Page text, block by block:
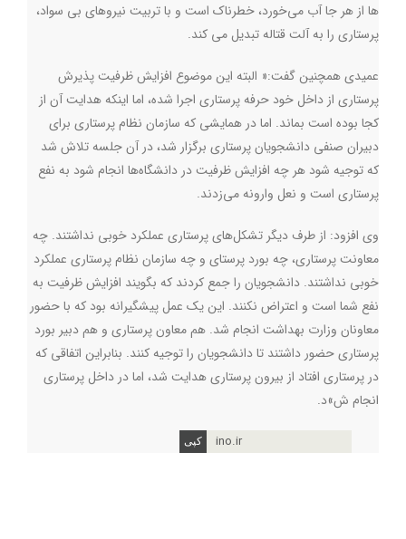
ها از هر جا آب می‌خورد، خطرناک است و با تربیت نیروهای بی سواد،
پرستاری را به آلت قتاله تبدیل می کند.
عمیدی همچنین گفت:« البته این موضوع افزایش ظرفیت پذیرش
پرستاری از داخل خود حرفه پرستاری اجرا شده، اما اینکه هدایت آن از
کجا بوده است بماند. اما در همایشی که سازمان نظام پرستاری برای
دبیران صنفی دانشجویان پرستاری برگزار شد، در آن جلسه تلاش شد
که توجیه شود هر چه افزایش ظرفیت در دانشگاه‌ها انجام شود به نفع
پرستاری است و نعل وارونه می‌زدند.
وی افزود: از طرف دیگر تشکل‌های پرستاری عملکرد خوبی نداشتند. چه
معاونت پرستاری، چه بورد پرستای و چه سازمان نظام پرستاری عملکرد
خوبی نداشتند. دانشجویان را جمع کردند که بگویند افزایش ظرفیت به
نفع شما است و اعتراض نکنند. این یک عمل پیشگیرانه بود که با حضور
معاونان وزارت بهداشت انجام شد. هم معاون پرستاری و هم دبیر بورد
پرستاری حضور داشتند تا دانشجویان را توجیه کنند. بنابراین اتفاقی که
در پرستاری افتاد از بیرون پرستاری هدایت شد، اما در داخل پرستاری
انجام ش»د.
ino.ir